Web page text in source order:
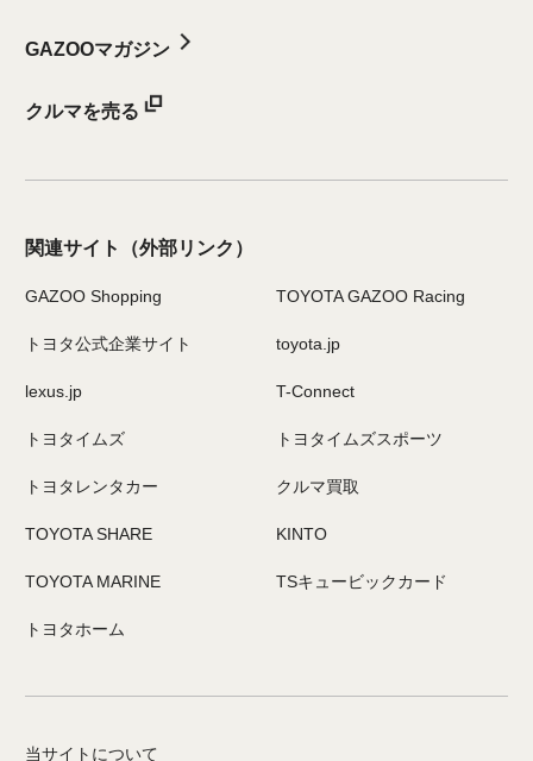
GAZOOマガジン
クルマを売る
関連サイト （外部リンク）
GAZOO Shopping TOYOTA GAZOO Racing
トヨタ公式企業サイト toyota.jp
lexus.jp T-Connect
トヨタイムズ トヨタイムズスポーツ
トヨタレンタカー クルマ買取
TOYOTA SHARE KINTO
TOYOTA MARINE TSキュービックカード
トヨタホーム
当サイトについて